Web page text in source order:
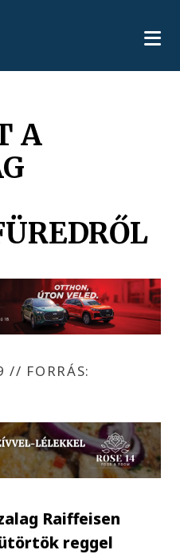
A
// FORRÁS:
Raiffeisen
reggel